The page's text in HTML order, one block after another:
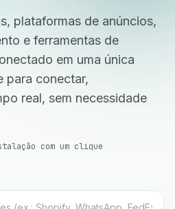
plataformas de anúncios,
e ferramentas de
em uma única
para conectar,
real, sem necessidade
com um clique